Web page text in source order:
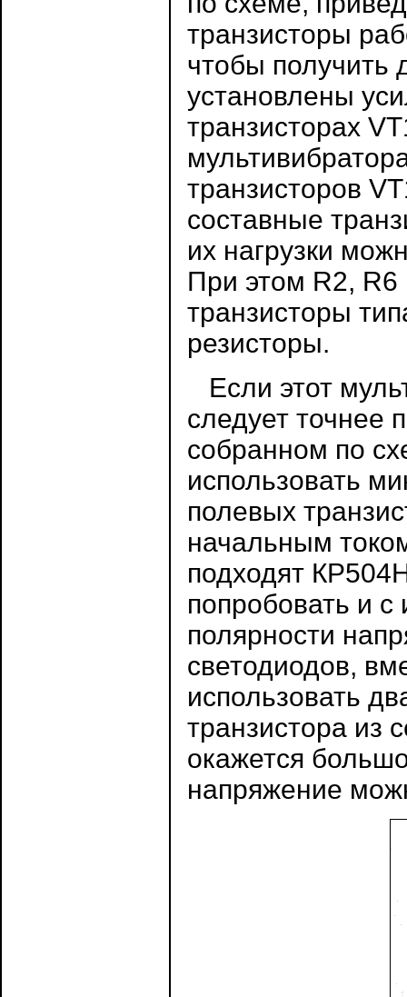
транзисторы
чтобы получить
установлены
транзисторах
транзисторов
составные
их нагрузки
При этом R2, R6
транзисторы
резисторы.
Если этот
следует точнее
собранном по
использовать
полевых
начальным
подходят
попробовать и
полярности
светодиодов,
использовать
транзистора из
окажется
напряжение